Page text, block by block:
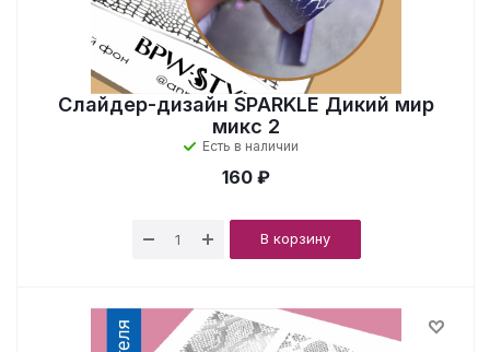
Слайдер-дизайн SPARKLE Дикий мир
микс 2
Есть в наличии
160 ₽
В корзину